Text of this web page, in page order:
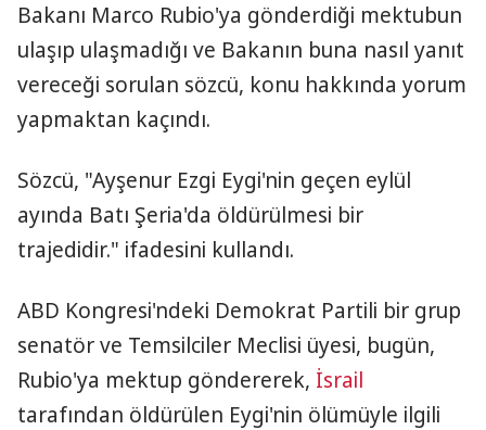
Bakanı Marco Rubio'ya gönderdiği mektubun
ulaşıp ulaşmadığı ve Bakanın buna nasıl yanıt
vereceği sorulan sözcü, konu hakkında yorum
yapmaktan kaçındı.
Sözcü, "Ayşenur Ezgi Eygi'nin geçen eylül
ayında Batı Şeria'da öldürülmesi bir
trajedidir." ifadesini kullandı.
ABD Kongresi'ndeki Demokrat Partili bir grup
senatör ve Temsilciler Meclisi üyesi, bugün,
Rubio'ya mektup göndererek, İsrail
tarafından öldürülen Eygi'nin ölümüyle ilgili